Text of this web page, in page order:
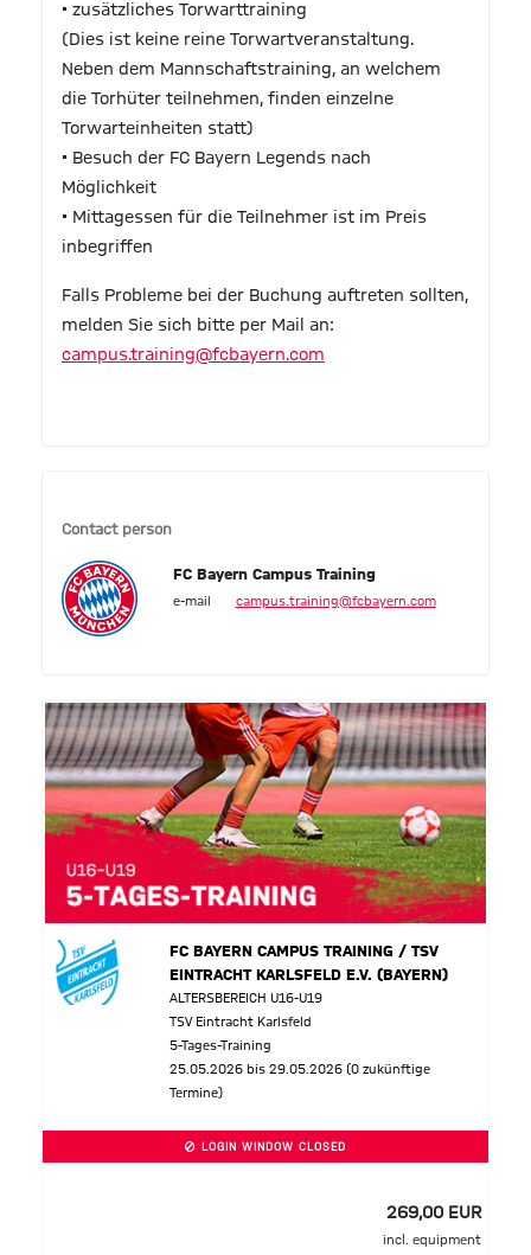
• zusätzliches Torwarttraining
(Dies ist keine reine Torwartveranstaltung.
Neben dem Mannschaftstraining, an welchem
die Torhüter teilnehmen, finden einzelne
Torwarteinheiten statt)
• Besuch der FC Bayern Legends nach
Möglichkeit
• Mittagessen für die Teilnehmer ist im Preis
inbegriffen
Falls Probleme bei der Buchung auftreten sollten,
melden Sie sich bitte per Mail an:
campus.training@fcbayern.com
Contact person
FC Bayern Campus Training
e-mail campus.training@fcbayern.com
FC BAYERN CAMPUS TRAINING / TSV
EINTRACHT KARLSFELD E.V. (BAYERN)
ALTERSBEREICH U16-U19
TSV Eintracht Karlsfeld
5-Tages-Training
25.05.2026 bis 29.05.2026 (0 zukünftige
Termine)
LOGIN WINDOW CLOSED
269,00 EUR
incl. equipment